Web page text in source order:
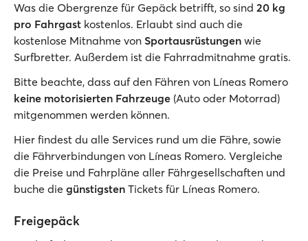
Was die Obergrenze für Gepäck betrifft, so sind 20 kg
pro Fahrgast kostenlos. Erlaubt sind auch die
kostenlose Mitnahme von Sportausrüstungen wie
Surfbretter. Außerdem ist die Fahrradmitnahme gratis.
Bitte beachte, dass auf den Fähren von Líneas Romero
keine motorisierten Fahrzeuge (Auto oder Motorrad)
mitgenommen werden können.
Hier findest du alle Services rund um die Fähre, sowie
die Fährverbindungen von Líneas Romero. Vergleiche
die Preise und Fahrpläne aller Fährgesellschaften und
buche die günstigsten Tickets für Líneas Romero.
Freigepäck